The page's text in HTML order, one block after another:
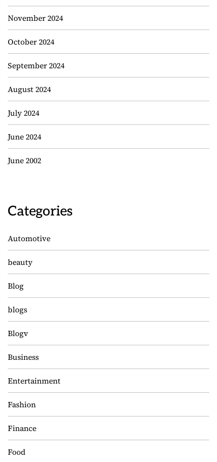
November 2024
October 2024
September 2024
August 2024
July 2024
June 2024
June 2002
Categories
Automotive
beauty
Blog
blogs
Blogv
Business
Entertainment
Fashion
Finance
Food